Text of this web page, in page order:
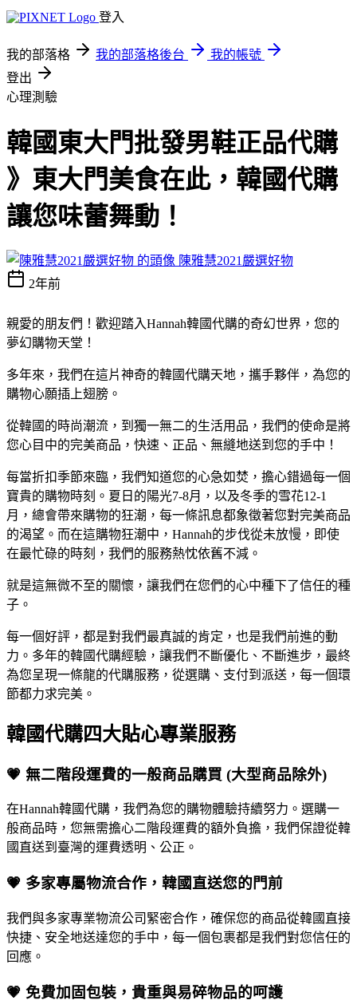
登入
我的部落格 我的部落格後台
我的帳號
登出
心理測驗
韓國東大門批發男鞋正品代購
》東大門美食在此，韓國代購
讓您味蕾舞動！
陳雅慧2021嚴選好物
2年前
親愛的朋友們！歡迎踏入Hannah韓國代購的奇幻世界，您的
夢幻購物天堂！
多年來，我們在這片神奇的韓國代購天地，攜手夥伴，為您的
購物心願插上翅膀。
從韓國的時尚潮流，到獨一無二的生活用品，我們的使命是將
您心目中的完美商品，快速、正品、無縫地送到您的手中！
每當折扣季節來臨，我們知道您的心急如焚，擔心錯過每一個
寶貴的購物時刻。夏日的陽光7-8月，以及冬季的雪花12-1
月，總會帶來購物的狂潮，每一條訊息都象徵著您對完美商品
的渴望。而在這購物狂潮中，Hannah的步伐從未放慢，即使
在最忙碌的時刻，我們的服務熱忱依舊不減。
就是這無微不至的關懷，讓我們在您們的心中種下了信任的種
子。
每一個好評，都是對我們最真誠的肯定，也是我們前進的動
力。多年的韓國代購經驗，讓我們不斷優化、不斷進步，最終
為您呈現一條龍的代購服務，從選購、支付到派送，每一個環
節都力求完美。
韓國代購四大貼心專業服務
💗 無二階段運費的一般商品購買 (大型商品除外)
在Hannah韓國代購，我們為您的購物體驗持續努力。選購一
般商品時，您無需擔心二階段運費的額外負擔，我們保證從韓
國直送到臺灣的運費透明、公正。
💗 多家專屬物流合作，韓國直送您的門前
我們與多家專業物流公司緊密合作，確保您的商品從韓國直接
快捷、安全地送達您的手中，每一個包裹都是我們對您信任的
回應。
💗 免費加固包裝，貴重與易碎物品的呵護